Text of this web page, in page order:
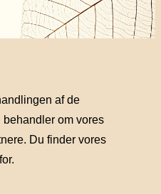
af de
om vores
Du finder vores